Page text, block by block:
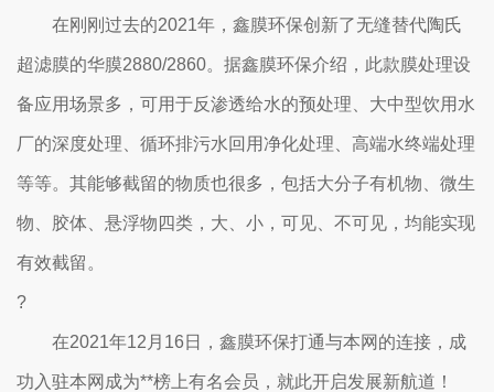
在刚刚过去的2021年，鑫膜环保创新了无缝替代陶氏
超滤膜的华膜2880/2860。据鑫膜环保介绍，此款膜处理设
备应用场景多，可用于反渗透给水的预处理、大中型饮用水
厂的深度处理、循环排污水回用净化处理、高端水终端处理
等等。其能够截留的物质也很多，包括大分子有机物、微生
物、胶体、悬浮物四类，大、小，可见、不可见，均能实现
有效截留。
?
在2021年12月16日，鑫膜环保打通与本网的连接，成
功入驻本网成为**榜上有名会员，就此开启发展新航道！